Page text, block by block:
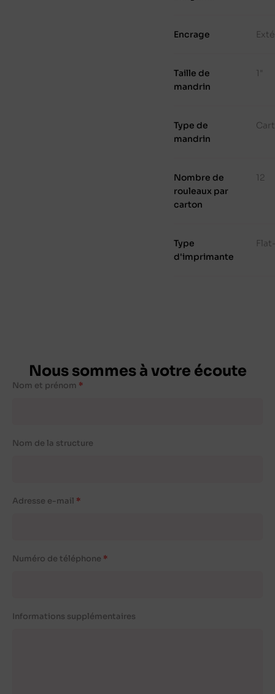
Encrage
Taille de
mandrin
1"
Type de
mandrin
Nombre de
rouleaux par
carton
12
Type
d'imprimante
Nous sommes à votre écoute
Nom et prénom
Nom de la structure
Adresse e-mail
Numéro de téléphone
Informations supplémentaires